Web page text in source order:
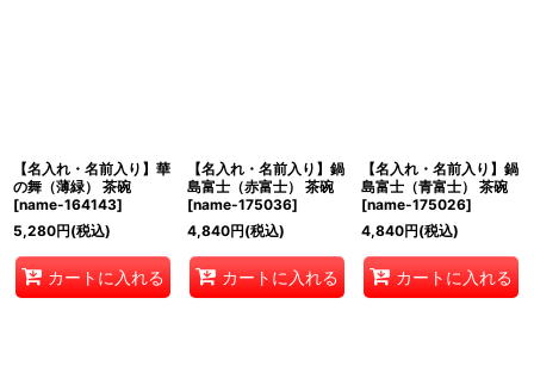
【名入れ・名前入り】華
の舞（薄緑） 茶碗
[name-164143]
5,280円(税込)
カートに入れる
【名入れ・名前入り】鍋
島富士（赤富士） 茶碗
[name-175036]
4,840円(税込)
カートに入れる
【名入れ・名前入り】鍋
島富士（青富士） 茶碗
[name-175026]
4,840円(税込)
カートに入れる